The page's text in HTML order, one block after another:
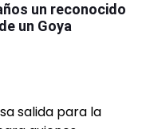
un reconocido
un Goya
salida para la